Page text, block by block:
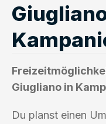
Giugliano in
Du planst einen